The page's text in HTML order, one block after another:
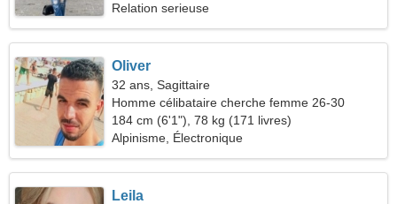
Relation serieuse
Oliver
32 ans, Sagittaire
Homme célibataire cherche femme 26-30
184 cm (6'1"), 78 kg (171 livres)
Alpinisme, Électronique
Leila